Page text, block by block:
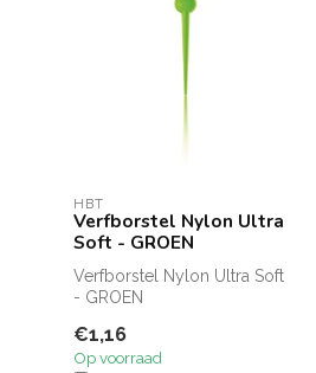
HBT
Verfborstel Nylon Ultra
Soft - GROEN
Verfborstel Nylon Ultra Soft
- GROEN
€1,16
Op voorraad